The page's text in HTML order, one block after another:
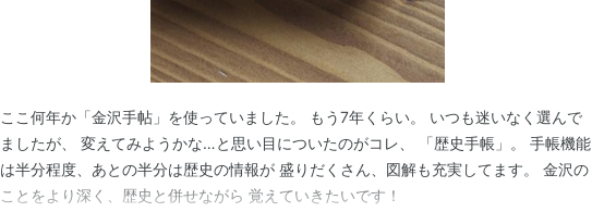
ここ何年か「金沢手帖」を使っていました。 もう7年くらい。 いつも迷いなく選んで
ましたが、 変えてみようかな…と思い目についたのがコレ、 「歴史手帳」。 手帳機能
は半分程度、あとの半分は歴史の情報が 盛りだくさん、図解も充実してます。 金沢の
ことをより深く、歴史と併せながら 覚えていきたいです！